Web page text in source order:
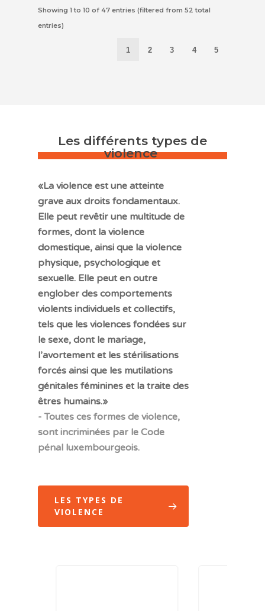
Showing 1 to 10 of 47 entries (filtered from 52 total
entries)
1 2 3 4 5
Les différents types de
violence
«La violence est une atteinte
grave aux droits fondamentaux.
Elle peut revêtir une multitude de
formes, dont la violence
domestique, ainsi que la violence
physique, psychologique et
sexuelle. Elle peut en outre
englober des comportements
violents individuels et collectifs,
tels que les violences fondées sur
le sexe, dont le mariage,
l’avortement et les stérilisations
forcés ainsi que les mutilations
génitales féminines et la traite des
êtres humains.»
- Toutes ces formes de violence,
sont incriminées par le Code
pénal luxembourgeois.
LES TYPES DE
VIOLENCE